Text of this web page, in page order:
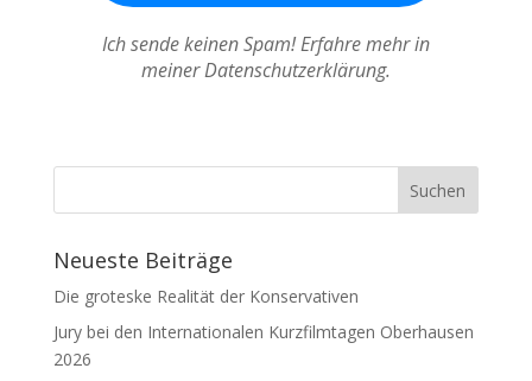
Ich sende keinen Spam! Erfahre mehr in
meiner Datenschutzerklärung.
Neueste Beiträge
Die groteske Realität der Konservativen
Jury bei den Internationalen Kurzfilmtagen Oberhausen
2026